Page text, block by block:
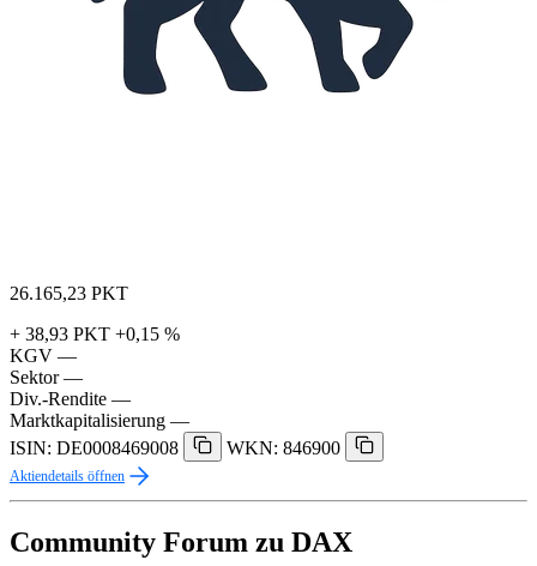
26.165,23 PKT
+ 38,93 PKT +0,15 %
KGV —
Sektor —
Div.-Rendite —
Marktkapitalisierung —
ISIN: DE0008469008
WKN: 846900
Aktiendetails öffnen
Community Forum zu DAX